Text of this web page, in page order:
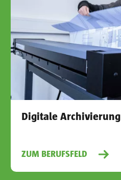
Digitale Archivierung
ZUM BERUFSFELD